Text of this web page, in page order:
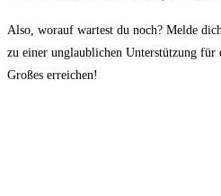
Also, worauf wartest du noch? Melde
zu einer unglaublichen Unterstützung für
Großes erreichen!